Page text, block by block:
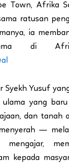
Town, Afrika
ratusan
ia
di
Syekh Yusuf
ulama yang
dan
—
mengajar,
kepada